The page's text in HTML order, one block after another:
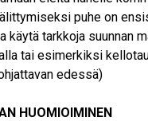
puhe on
käytä tarkkoja suunnan
tai esimerkiksi
edessä)
HUOMIOIMINEN